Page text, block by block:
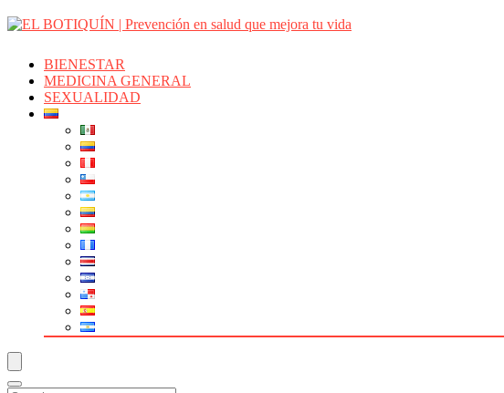
BIENESTAR
MEDICINA GENERAL
SEXUALIDAD